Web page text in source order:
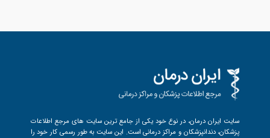
سایت ایران درمان، در نوع خود یکی از جامع ترین سایت های مرجع اطلاعات
پزشکان، دندانپزشکان و مراکز درمانی است. این سایت به طور رسمی کار خود را